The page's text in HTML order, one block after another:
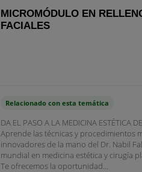
MICROMÓDULO EN
FACIALES
Relacionado con esta temática
DA EL PASO A LA MEDICINA ESTÉTICA
Aprende las técnicas y procedimientos
innovadores de la mano del Dr. Nabil
mundial en medicina estética y cirugía
Te ofrecemos la oportunidad...